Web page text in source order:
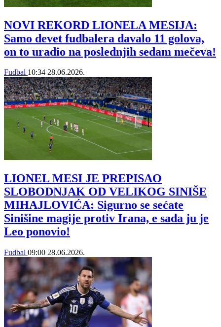
NOVI REKORD LIONELA MESIJA:
Samo devet fudbalera davalo 11 golova,
on to uradio na poslednjih sedam mečeva!
Fudbal 10:34 28.06.2026.
LIONEL MESI JE PREPISAO
SLOBODNJAK OD VELIKOG SINIŠE
MIHAJLOVIĆA: Sigurno se sećate
Sinišine magije protiv Irana, e sada ju je
Leo ponovio!
Fudbal 09:00 28.06.2026.